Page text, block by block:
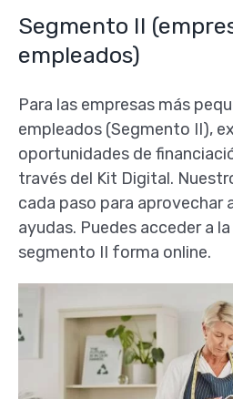
Segmento II
empleados)
Para las empresas más
empleados (Segmento II),
oportunidades de
través del Kit Digital.
cada paso para aprovechar
ayudas. Puedes acceder a
segmento II forma online.